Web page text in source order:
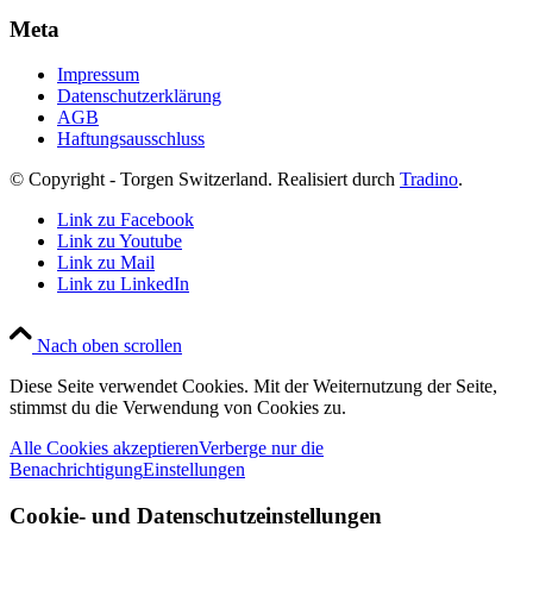
Meta
Impressum
Datenschutzerklärung
AGB
Haftungsausschluss
© Copyright - Torgen Switzerland. Realisiert durch Tradino.
Link zu Facebook
Link zu Youtube
Link zu Mail
Link zu LinkedIn
Nach oben scrollen
Diese Seite verwendet Cookies. Mit der Weiternutzung der Seite,
stimmst du die Verwendung von Cookies zu.
Alle Cookies akzeptierenVerberge nur die
BenachrichtigungEinstellungen
Cookie- und Datenschutzeinstellungen